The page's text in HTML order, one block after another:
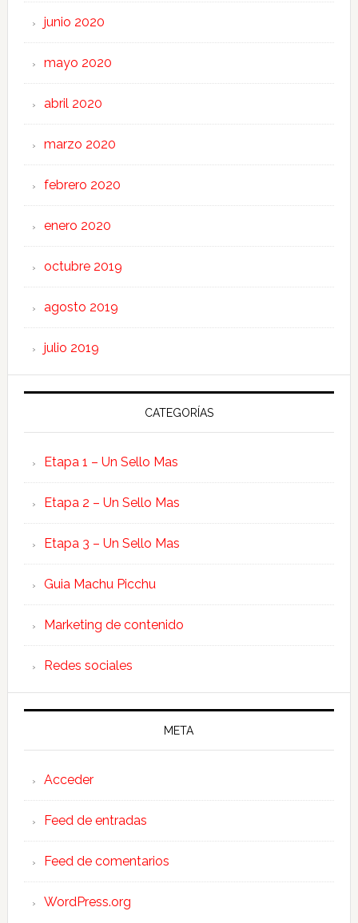
junio 2020
mayo 2020
abril 2020
marzo 2020
febrero 2020
enero 2020
octubre 2019
agosto 2019
julio 2019
CATEGORÍAS
Etapa 1 – Un Sello Mas
Etapa 2 – Un Sello Mas
Etapa 3 – Un Sello Mas
Guia Machu Picchu
Marketing de contenido
Redes sociales
META
Acceder
Feed de entradas
Feed de comentarios
WordPress.org